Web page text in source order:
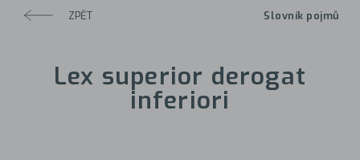
ZPĚT Slovník pojmů
Lex superior derogat
inferiori